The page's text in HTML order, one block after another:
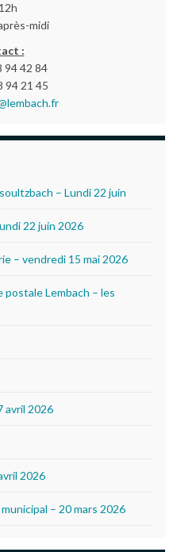
midi
:
94 42 84
94 21 45
– Lundi 22 juin
22 juin 2026
– vendredi 15 mai 2026
postale Lembach – les
avril 2026
2026
– 20 mars 2026